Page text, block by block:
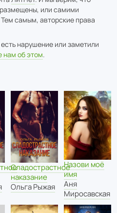
или самими
самым, авторские права
нарушение или заметили
нам об этом.
Сладострастное
наказание
Ольга Рыжая
Назови моё
имя
Аня
Миросавская